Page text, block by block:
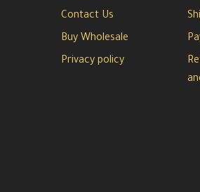
Contact Us
Buy Wholesale
Privacy policy